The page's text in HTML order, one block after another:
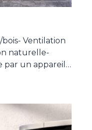
Ventilation
naturelle-
par un appareil
sans balais-
gaine simple